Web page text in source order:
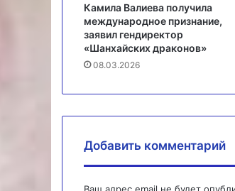
Камила Валиева получила
международное признание,
заявил гендиректор
«Шанхайских драконов»
08.03.2026
Добавить комментарий
Ваш адрес email не будет